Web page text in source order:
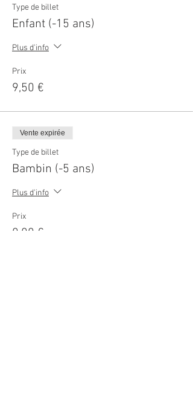
Type de billet
Enfant (-15 ans)
Plus d'info
Prix
9,50 €
Vente expirée
Type de billet
Bambin (-5 ans)
Plus d'info
Prix
0,00 €